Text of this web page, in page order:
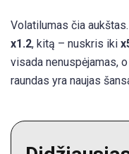
Žaidimo
Pasiimti
Raundų
Volatilumas čia
x1.2, kitą – nuskris iki
visada nenuspėjamas,
raundas yra naujas